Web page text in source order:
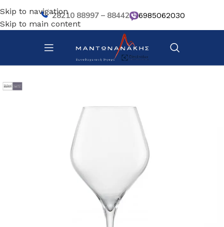
Skip to navigation
Skip to main content
28210 88997 – 88442 6985062030
Αρχική σελίδα/ Επιτραπέζια Είδη/ Ποτήρια